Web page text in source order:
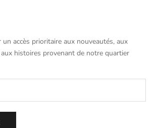
accès prioritaire aux nouveautés, aux
histoires provenant de notre quartier